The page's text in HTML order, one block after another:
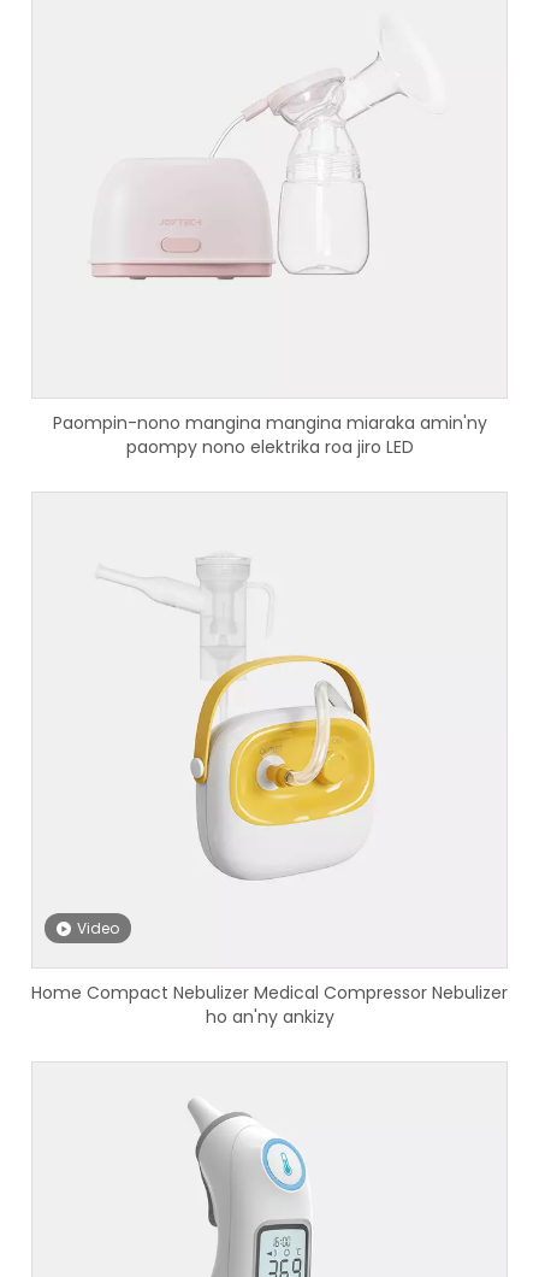
Paompin-nono mangina mangina miaraka amin'ny
paompy nono elektrika roa jiro LED
Video
Home Compact Nebulizer Medical Compressor Nebulizer
ho an'ny ankizy